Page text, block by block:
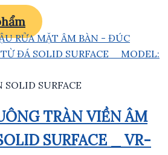
SOLID SURFACE
TRÀN VIỀN ÂM
SURFACE _ VR-